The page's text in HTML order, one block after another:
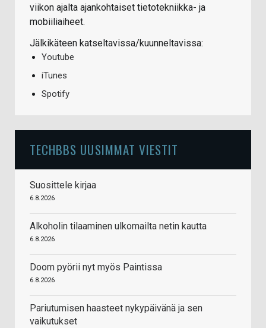
viikon ajalta ajankohtaiset tietotekniikka- ja
mobiiliaiheet.
Jälkikäteen katseltavissa/kuunneltavissa:
Youtube
iTunes
Spotify
TECHBBS UUSIMMAT VIESTIT
Suosittele kirjaa
6.8.2026
Alkoholin tilaaminen ulkomailta netin kautta
6.8.2026
Doom pyörii nyt myös Paintissa
6.8.2026
Pariutumisen haasteet nykypäivänä ja sen
vaikutukset